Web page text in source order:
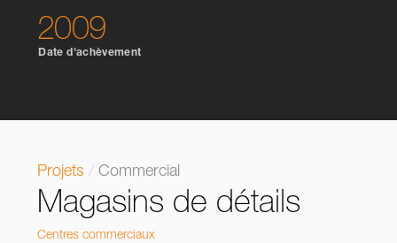
2009
Date d'achèvement
Projets /Commercial
Magasins de détails
Centres commerciaux